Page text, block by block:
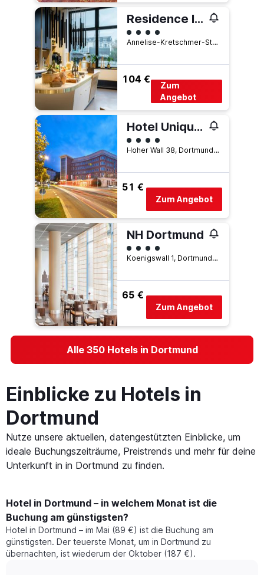
Residence Inn by Marriott Dortmund City
Bewertungskategorie 4
Annelise-Kretschmer-Straße 1, Dortmund, Nordrhein-Westfalen, Deutschland
104 €
Zum
Angebot
Hotel Unique Dortmund Hauptbahnhof
Bewertungskategorie 4
Hoher Wall 38, Dortmund, Nordrhein-Westfalen, Deutschland
51 €
Zum Angebot
NH Dortmund
Bewertungskategorie 4
Koenigswall 1, Dortmund, Nordrhein-Westfalen, Deutschland
65 €
Zum Angebot
Alle 350 Hotels in Dortmund
Einblicke zu Hotels in
Dortmund
Nutze unsere aktuellen, datengestützten Einblicke, um
ideale Buchungszeiträume, Preistrends und mehr für deine
Unterkunft in in Dortmund zu finden.
Hotel in Dortmund – in welchem Monat ist die
Buchung am günstigsten?
Hotel in Dortmund – im Mai (89 €) ist die Buchung am
günstigsten. Der teuerste Monat, um in Dortmund zu
übernachten, ist wiederum der Oktober (187 €).